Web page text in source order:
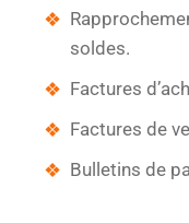
soldes.
Factures
Factures de
Bulletins de